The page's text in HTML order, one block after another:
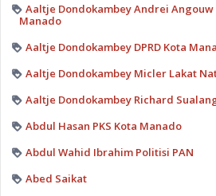
Aaltje Dondokambey Andrei Angouw
Manado
Aaltje Dondokambey DPRD Kota
Aaltje Dondokambey Micler Lakat
Aaltje Dondokambey Richard
Abdul Hasan PKS Kota Manado
Abdul Wahid Ibrahim Politisi PAN
Abed Saikat